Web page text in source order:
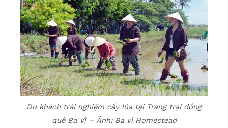
Du khách trải nghiệm cấy lúa tại Trang trại đồng
quê Ba Vì – Ảnh: Ba vì Homestead